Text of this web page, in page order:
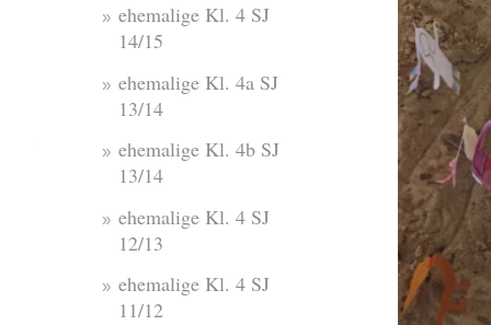
ehemalige Kl. 4 SJ
14/15
ehemalige Kl. 4a SJ
13/14
ehemalige Kl. 4b SJ
13/14
ehemalige Kl. 4 SJ
12/13
ehemalige Kl. 4 SJ
11/12